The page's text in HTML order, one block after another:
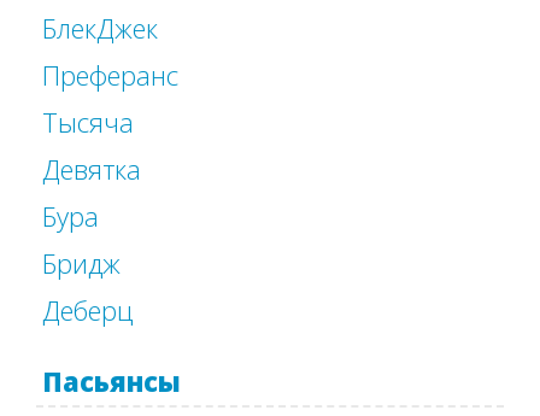
БлекДжек
Преферанс
Тысяча
Девятка
Бура
Бридж
Деберц
Пасьянсы